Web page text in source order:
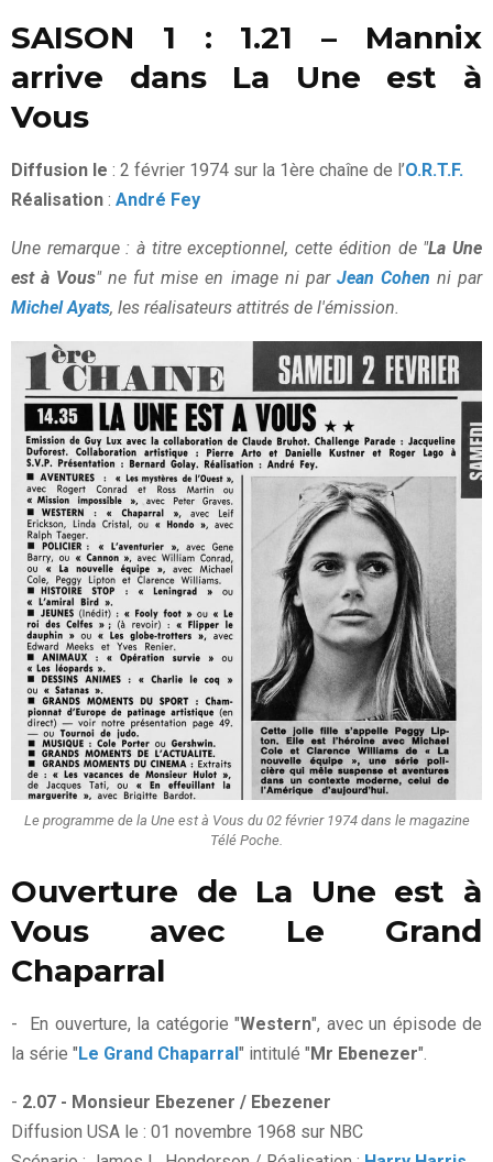
SAISON 1 : 1.21 – Mannix
arrive dans La Une est à
Vous
Diffusion le : 2 février 1974 sur la 1ère chaîne de l’O.R.T.F.
Réalisation : André Fey
Une remarque : à titre exceptionnel, cette édition de "La Une
est à Vous" ne fut mise en image ni par Jean Cohen ni par
Michel Ayats, les réalisateurs attitrés de l'émission.
Le programme de la Une est à Vous du 02 février 1974 dans le magazine
Télé Poche.
Ouverture de La Une est à
Vous avec Le Grand
Chaparral
- En ouverture, la catégorie "Western", avec un épisode de
la série " Le Grand Chaparral " intitulé " Mr Ebenezer".
- 2.07 - Monsieur Ebezener / Ebezener
Diffusion USA le : 01 novembre 1968 sur NBC